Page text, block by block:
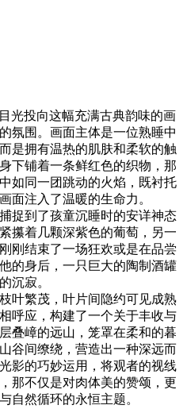
光投向这幅充满古典韵味的画
氛围。画面主体是一位熟睡中
是拥有温热的肌肤和柔软的触
下铺着一条鲜红色的织物，那
如同一团跳动的火焰，既衬托
面注入了温暖的生命力。
捉到了孩童沉睡时的安详神态
攥着几颗深紫色的葡萄，另一
刚结束了一场狂欢或是在品尝
的身后，一只巨大的陶制酒罐
沉寂。
叶繁茂，叶片间隐约可见成熟
呼应，构建了一个关于丰收与
叠嶂的远山，笼罩在柔和的暮
谷间缭绕，营造出一种深远而
影的巧妙运用，将观者的视线
那不仅是对肉体美的赞颂，更
自然循环的永恒主题。